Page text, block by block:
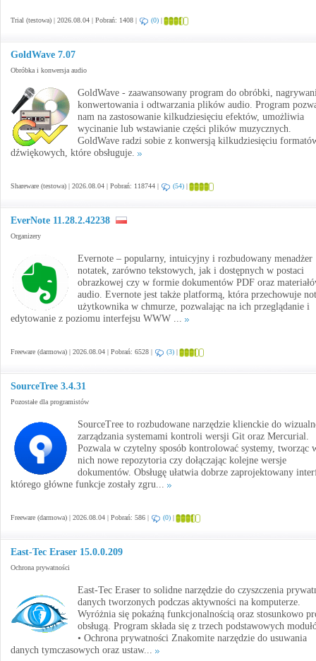
Trial (testowa) | 2026.08.04 | Pobrań: 1408 | (0) |
GoldWave 7.07
Obróbka i konwersja audio
GoldWave - zaawansowany program do obróbki,
konwertowania i odtwarzania plików audio. Program
nam na zastosowanie kilkudziesięciu efektów, umożliwia
wycinanie lub wstawianie części plików muzycznych.
GoldWave radzi sobie z konwersją kilkudziesięciu
dźwiękowych, które obsługuje.
Shareware (testowa) | 2026.08.04 | Pobrań: 118744 | (54) |
EverNote 11.28.2.42238
Organizery
Evernote – popularny, intuicyjny i rozbudowany menadżer
notatek, zarówno tekstowych, jak i dostępnych w postaci
obrazkowej czy w formie dokumentów PDF oraz
audio. Evernote jest także platformą, która przechowuje
użytkownika w chmurze, pozwalając na ich przeglądanie i
edytowanie z poziomu interfejsu WWW ...
Freeware (darmowa) | 2026.08.04 | Pobrań: 6528 | (3) |
SourceTree 3.4.31
Pozostałe dla programistów
SourceTree to rozbudowane narzędzie klienckie do
zarządzania systemami kontroli wersji Git oraz Mercurial.
Pozwala w czytelny sposób kontrolować systemy, tworząc
nich nowe repozytoria czy dołączając kolejne wersje
dokumentów. Obsługę ułatwia dobrze zaprojektowany
którego główne funkcje zostały zgru...
Freeware (darmowa) | 2026.08.04 | Pobrań: 586 | (0) |
East-Tec Eraser 15.0.0.209
Ochrona prywatności
East-Tec Eraser to solidne narzędzie do czyszczenia
danych tworzonych podczas aktywności na komputerze.
Wyróżnia się pokaźną funkcjonalnością oraz stosunkowo
obsługą. Program składa się z trzech podstawowych
• Ochrona prywatności Znakomite narzędzie do usuwania
danych tymczasowych oraz ustaw...